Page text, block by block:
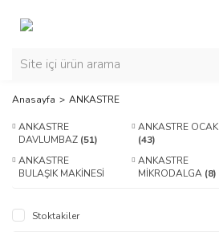
Anasayfa ANKASTRE
ANKASTRE
DAVLUMBAZ (51)
ANKASTRE OCAK
(43)
ANKASTRE
BULAŞIK MAKİNESİ
ANKASTRE
MİKRODALGA (8)
Stoktakiler